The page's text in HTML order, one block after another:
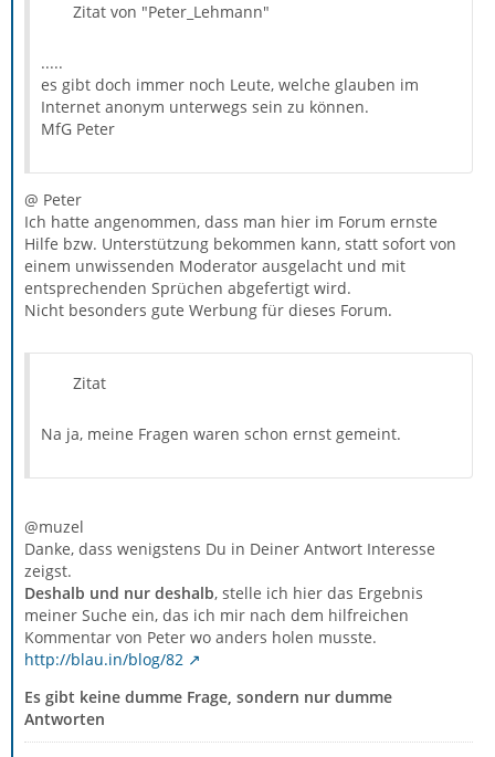
Zitat von "Peter_Lehmann"
.....
es gibt doch immer noch Leute, welche glauben im
Internet anonym unterwegs sein zu können.
MfG Peter
@ Peter
Ich hatte angenommen, dass man hier im Forum ernste
Hilfe bzw. Unterstützung bekommen kann, statt sofort von
einem unwissenden Moderator ausgelacht und mit
entsprechenden Sprüchen abgefertigt wird.
Nicht besonders gute Werbung für dieses Forum.
Zitat
Na ja, meine Fragen waren schon ernst gemeint.
@muzel
Danke, dass wenigstens Du in Deiner Antwort Interesse
zeigst.
Deshalb und nur deshalb, stelle ich hier das Ergebnis
meiner Suche ein, das ich mir nach dem hilfreichen
Kommentar von Peter wo anders holen musste.
http://blau.in/blog/82
Es gibt keine dumme Frage, sondern nur dumme
Antworten